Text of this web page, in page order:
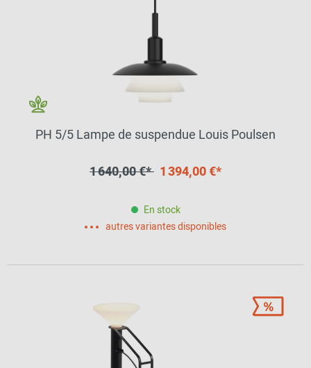
PH 5/5 Lampe de suspendue Louis Poulsen
1 640,00 €* 1 394,00 €*
En stock
autres variantes disponibles